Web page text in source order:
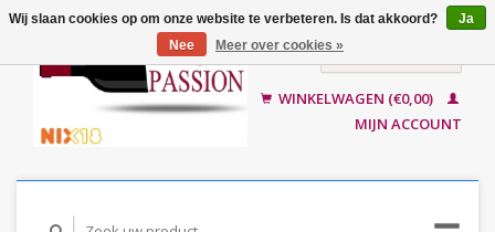
WINKELWAGEN (€0,00)
MIJN ACCOUNT
Wij slaan cookies op om onze website te verbeteren. Is dat akkoord?
Ja
Nee
Meer over cookies »